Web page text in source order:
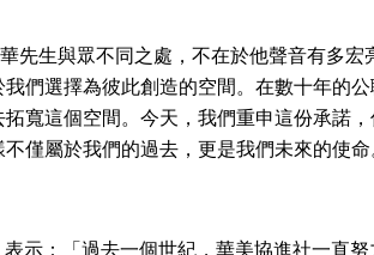
先生與眾不同之處，不在於他聲音有多
們選擇為彼此創造的空間。在數十年的
寬這個空間。今天，我們重申這份承諾
僅屬於我們的過去，更是我們未來的使命
表示：「過去一個世紀，華美協進社一直